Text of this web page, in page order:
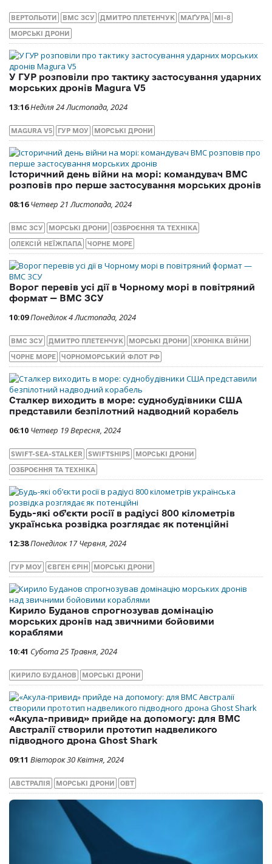
ВЕРТОЛЬОТИ ВМС ЗСУ ДМИТРО ПЛЕТЕНЧУК МАҐУРА МІ-8
МОРСЬКІ ДРОНИ
У ГУР розповіли про тактику застосування ударних
морських дронів Magura V5
13:16Неділя 24 Листопада, 2024
MAGURA V5 ГУР МОУ МОРСЬКІ ДРОНИ
Історичний день війни на морі: командувач ВМС
розповів про перше застосування морських дронів
08:16 Четвер 21 Листопада, 2024
ВМС ЗСУ МОРСЬКІ ДРОНИ ОЗБРОЄННЯ ТА ТЕХНІКА
ОЛЕКСІЙ НЕЇЖПАПА ЧОРНЕ МОРЕ
Ворог перевів усі дії в Чорному морі в повітряний
формат — ВМС ЗСУ
10:09Понеділок 4 Листопада, 2024
ВМС ЗСУ ДМИТРО ПЛЕТЕНЧУК МОРСЬКІ ДРОНИ ХРОНІКА ВІЙНИ
ЧОРНЕ МОРЕ ЧОРНОМОРСЬКИЙ ФЛОТ РФ
Сталкер виходить в море: суднобудівники США
представили безпілотний надводний корабель
06:10 Четвер 19 Вересня, 2024
SWIFT-SEA-STALKER SWIFTSHIPS МОРСЬКІ ДРОНИ
ОЗБРОЄННЯ ТА ТЕХНІКА
Будь-які об’єкти росії в радіусі 800 кілометрів
українська розвідка розглядає як потенційні
12:38Понеділок 17 Червня, 2024
ГУР МОУ ЄВГЕН ЄРІН МОРСЬКІ ДРОНИ
Кирило Буданов спрогнозував домінацію
морських дронів над звичними бойовими
кораблями
10:41 Субота 25 Травня, 2024
КИРИЛО БУДАНОВ МОРСЬКІ ДРОНИ
«Акула-привид» прийде на допомогу: для ВМС
Австралії створили прототип надвеликого
підводного дрона Ghost Shark
09:11 Вівторок 30 Квітня, 2024
АВСТРАЛІЯ МОРСЬКІ ДРОНИ ОВТ